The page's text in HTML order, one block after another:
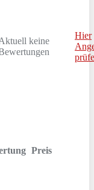
keine
Hier
Preis